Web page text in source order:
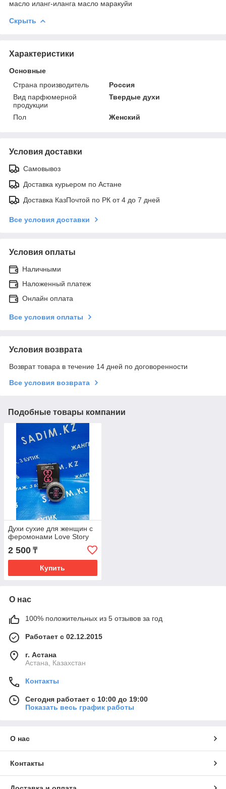
масло иланг-иланга масло маракуйи
Скрыть
Характеристики
Основные
Страна производитель
Россия
Вид парфюмерной
продукции
Твердые духи
Пол Женский
Условия доставки
Самовывоз
Доставка курьером по Астане
Доставка КазПочтой по РК от 4 до 7 дней
Все условия доставки
Условия оплаты
Наличными
Наложенный платеж
Онлайн оплата
Все условия оплаты
Условия возврата
Возврат товара в течение 14 дней по договоренности
Все условия возврата
Подобные товары компании
Духи сухие для женщин с
феромонами Love Story
2 500 ₸
Купить
О нас
100% положительных из 5 отзывов за год
Работает с 02.12.2015
г. Астана
Астана, Казахстан
Контакты
Сегодня работает с 10:00 до 19:00
Показать весь график работы
О нас
Контакты